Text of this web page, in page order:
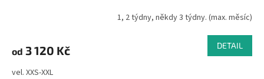
1, 2 týdny, někdy 3 týdny. (max. měsíc)
od 3 120 Kč DETAIL
vel. XXS-XXL